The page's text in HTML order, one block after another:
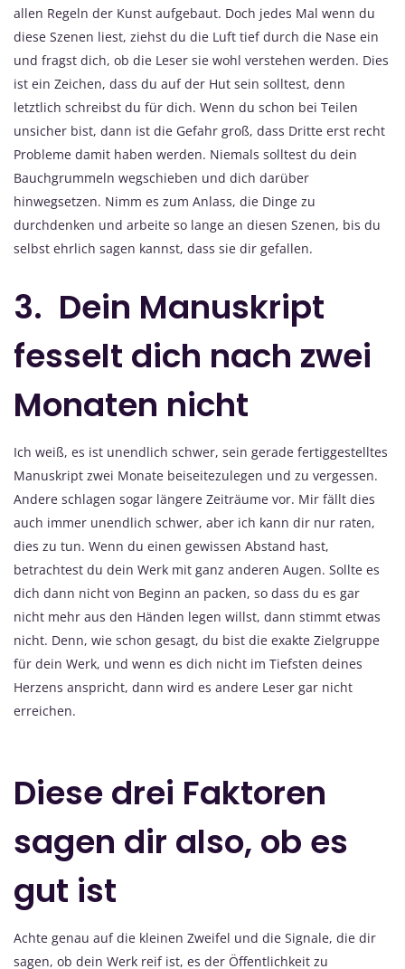
allen Regeln der Kunst aufgebaut. Doch jedes Mal wenn du
diese Szenen liest, ziehst du die Luft tief durch die Nase ein
und fragst dich, ob die Leser sie wohl verstehen werden. Dies
ist ein Zeichen, dass du auf der Hut sein solltest, denn
letztlich schreibst du für dich. Wenn du schon bei Teilen
unsicher bist, dann ist die Gefahr groß, dass Dritte erst recht
Probleme damit haben werden. Niemals solltest du dein
Bauchgrummeln wegschieben und dich darüber
hinwegsetzen. Nimm es zum Anlass, die Dinge zu
durchdenken und arbeite so lange an diesen Szenen, bis du
selbst ehrlich sagen kannst, dass sie dir gefallen.
3. Dein Manuskript
fesselt dich nach zwei
Monaten nicht
Ich weiß, es ist unendlich schwer, sein gerade fertiggestelltes
Manuskript zwei Monate beiseitezulegen und zu vergessen.
Andere schlagen sogar längere Zeiträume vor. Mir fällt dies
auch immer unendlich schwer, aber ich kann dir nur raten,
dies zu tun. Wenn du einen gewissen Abstand hast,
betrachtest du dein Werk mit ganz anderen Augen. Sollte es
dich dann nicht von Beginn an packen, so dass du es gar
nicht mehr aus den Händen legen willst, dann stimmt etwas
nicht. Denn, wie schon gesagt, du bist die exakte Zielgruppe
für dein Werk, und wenn es dich nicht im Tiefsten deines
Herzens anspricht, dann wird es andere Leser gar nicht
erreichen.
Diese drei Faktoren
sagen dir also, ob es
gut ist
Achte genau auf die kleinen Zweifel und die Signale, die dir
sagen, ob dein Werk reif ist, es der Öffentlichkeit zu